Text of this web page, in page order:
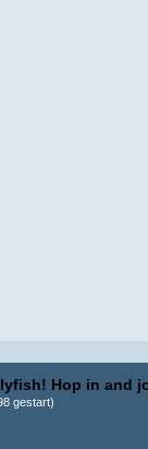
Hop in and
gestart)